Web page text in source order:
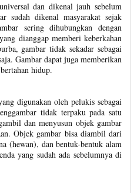
dan dikenal jauh sebelum
sudah dikenal masyarakat sejak
sering dihubungkan dengan
dianggap memberi keberkahan
gambar tidak sekadar sebagai
Gambar dapat juga memberikan
hidup.
digunakan oleh pelukis sebagai
tidak terpaku pada satu
dan menyusun objek gambar
Objek gambar bisa diambil dari
(hewan), dan bentuk-bentuk alam
yang sudah ada sebelumnya di